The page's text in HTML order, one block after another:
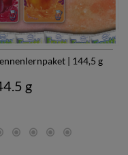
| 144,5 g
g